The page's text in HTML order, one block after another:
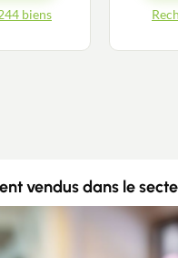
biens
vendus dans le